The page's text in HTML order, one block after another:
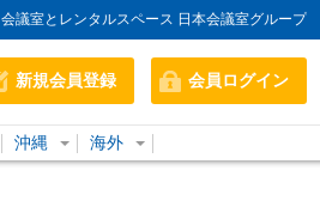
議室とレンタルスペース 日本会議室グループ
新規会員登録 会員ログイン
沖縄 海外